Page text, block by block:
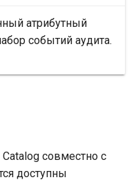
атрибутный
событий аудита.
совместно с
доступны